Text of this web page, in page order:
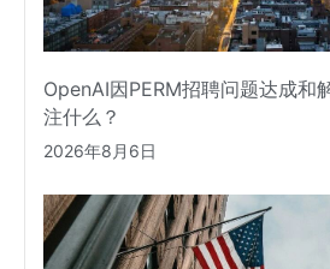
OpenAI因PERM招聘问题达成和
注什么？
2026年8月6日